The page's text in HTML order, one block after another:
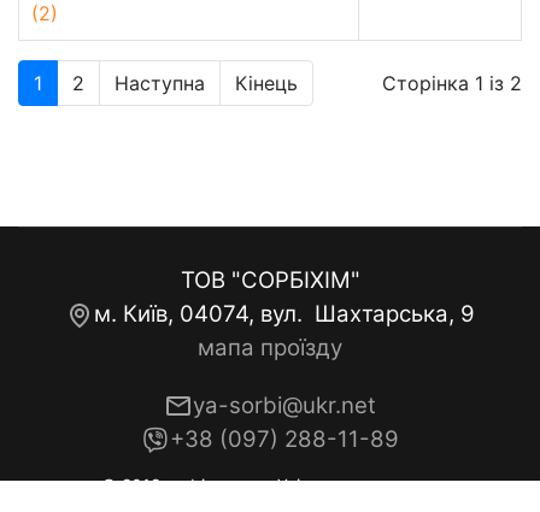
(2)
1 2 Наступна Кінець Сторінка 1 із 2
ТОВ "СОРБІХІМ"
м. Київ, 04074, вул. Шахтарська, 9
мапа проїзду
© 2019 sorbi.com.ua. Усі права захищено
ya-sorbi@ukr.net
+38 (097) 288-11-89